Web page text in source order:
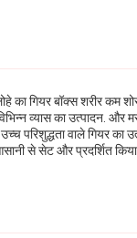
का गियर बॉक्स शरीर कम
व्यास का उत्पादन. और
उच्च परिशुद्धता वाले गियर का
से सेट और प्रदर्शित